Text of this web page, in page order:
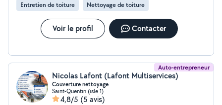
Entretien de toiture Nettoyage de toiture
Voir le profil Contacter
Auto-entrepreneur
Nicolas Lafont (Lafont Multiservices)
Couverture nettoyage
Saint-Quentin (isle 1)
4,8/5 (5 avis)